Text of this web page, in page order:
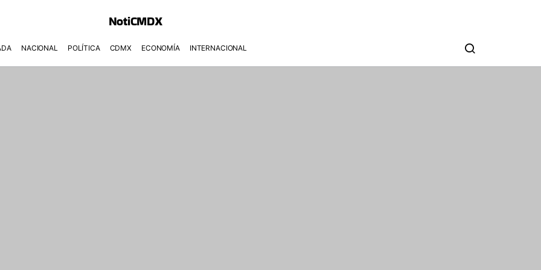
NotiCMDX
NACIONAL POLÍTICA CDMX ECONOMÍA INTERNACIONAL